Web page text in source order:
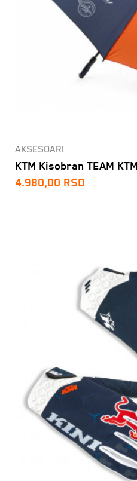
AKSESOARI
KTM Kisobran TEAM KTM
4.980,00 RSD